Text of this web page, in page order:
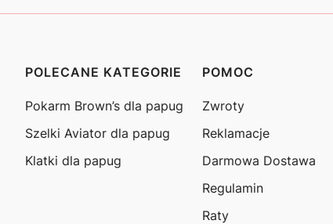
Linki w stopce
POLECANE KATEGORIE
Pokarm Brown’s dla papug
Szelki Aviator dla papug
Klatki dla papug
POMOC
Zwroty
Reklamacje
Darmowa Dostawa
Regulamin
Raty